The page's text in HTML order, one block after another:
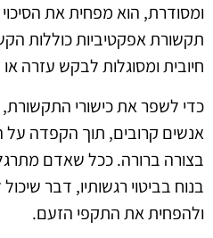
ומסודרת, הוא מפחית את
תקשורת אפקטיביות כוללות
חיובית ומסוגלות לבקש עזרה
כדי לשפר את כישורי
אנשים קרובים, תוך הקפדה
בצורה ברורה. ככל שאדם מתרגל
בנוח בביטוי רגשותיו, דבר
ולהפחית את התקפי הזעם.